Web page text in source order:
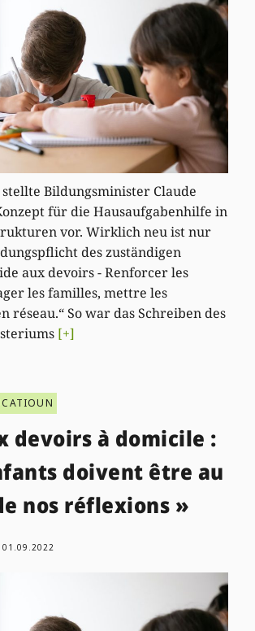
stellte Bildungsminister Claude
für die Hausaufgabenhilfe in
vor. Wirklich neu ist nur
des zuständigen
aux devoirs - Renforcer les
les familles, mettre les
réseau.“ So war das Schreiben des
[+]
devoirs à domicile :
doivent être au
nos réflexions »
01.09.2022